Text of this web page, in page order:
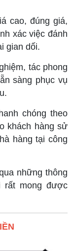
cao, đúng giá,
xác việc đánh
gian dối.
tác phong
sàng phục vụ
chóng theo
khách hàng sử
hàng tại công
những thông
rất mong được